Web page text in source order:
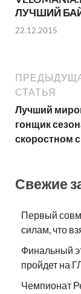
ЛУЧШИЙ
22.12.2015
СТАТЬЯ
Лучший
гонщик
скоростном
Свежие
Первый
силам, что
Финальный
пройдет на
Чемпионат